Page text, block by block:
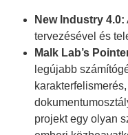
New Industry 4.0:
tervezésével és
Malk Lab’s
legújabb
projekt egy olyan